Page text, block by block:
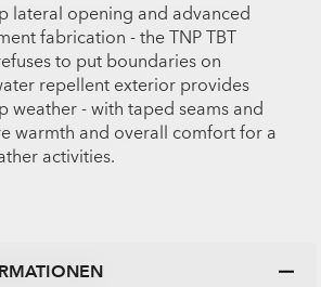
lateral opening and advanced
fabrication - the TNP TBT
to put boundaries on
repellent exterior provides
weather - with taped seams and
warmth and overall comfort for a
activities.